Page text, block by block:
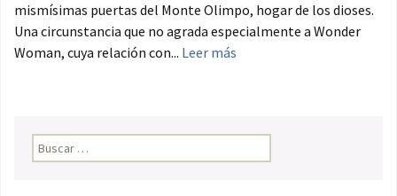
mismísimas puertas del Monte Olimpo, hogar de los dioses.
Una circunstancia que no agrada especialmente a Wonder
Woman, cuya relación con... Leer más
Buscar: